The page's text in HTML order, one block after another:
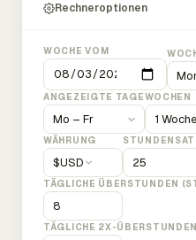
Rechneroptionen
WOCHE VOM
ANGEZEIGTE TAGEWOCHEN
WÄHRUNG
$USD
TÄGLICHE ÜBERSTUNDEN
TÄGLICHE 2X-